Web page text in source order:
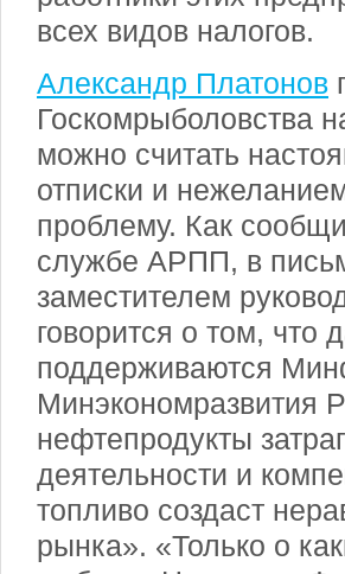
всех видов налогов.
Александр Платонов
Госкомрыболовства
можно считать
отписки и
проблему. Как
службе АРПП, в
заместителем
говорится о том,
поддерживаются
Минэкономразвития
нефтепродукты
деятельности и
топливо создаст
рынка». «Только о